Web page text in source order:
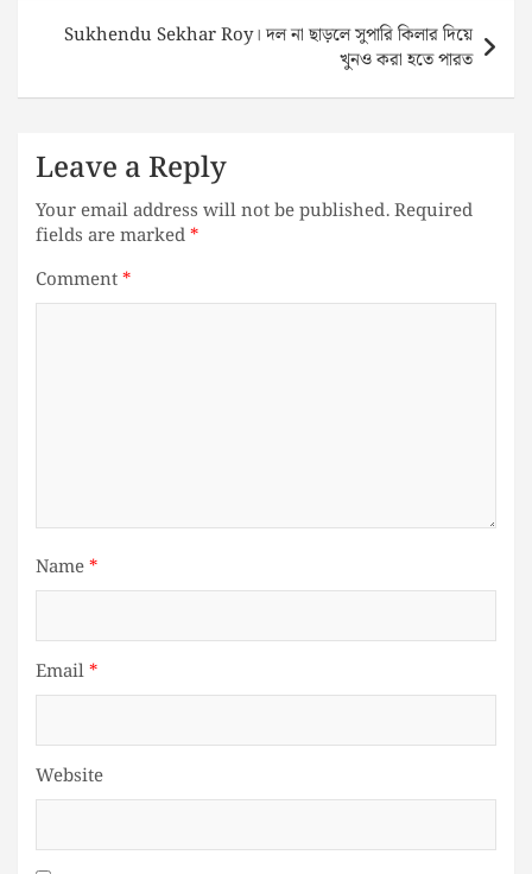
Sukhendu Sekhar Roy। দল না ছাড়লে সুপারি কিলার দিয়ে
খুনও করা হতে পারত
Leave a Reply
Your email address will not be published.Required
fields are marked*
Comment*
Name*
Email*
Website